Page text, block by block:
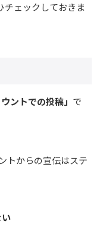
チェックしておきま
ントでの投稿」 で
トからの宣伝はステ